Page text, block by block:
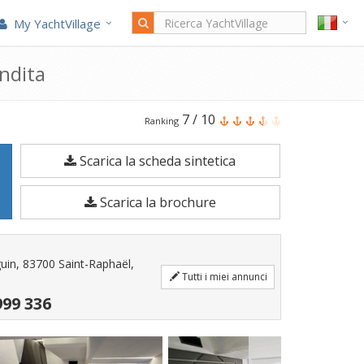
My YachtVillage
Il
Galeon
425
Hts
è
una
di
11,99
Ranking 7/ 10
Scarica la scheda sintetica
Scarica la brochure
83700 Saint-Raphaël,
336
Tutti i miei annunci